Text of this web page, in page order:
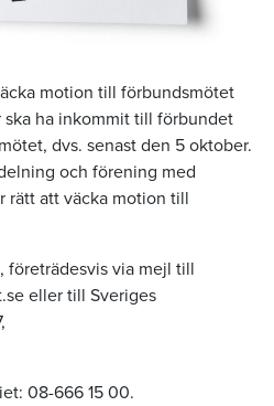
motion till förbundsmötet
ha inkommit till förbundet
dvs. senast den 5 oktober.
och förening med
rätt att väcka motion till
företrädesvis via mejl till
eller till Sveriges
08-666 15 00.